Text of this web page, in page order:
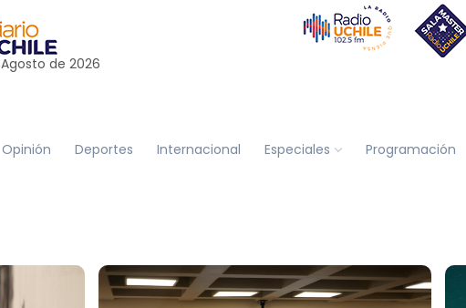
Agosto de 2026
Opinión Deportes Internacional Especiales Programación